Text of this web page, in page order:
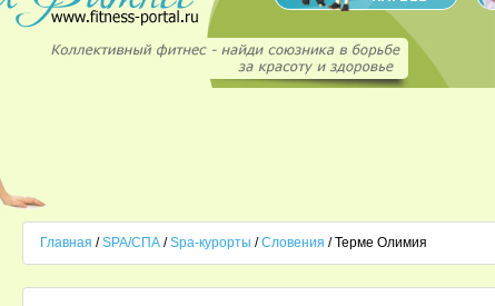
Главная /SPA/СПА/Spa-курорты /Словения / Терме Олимия